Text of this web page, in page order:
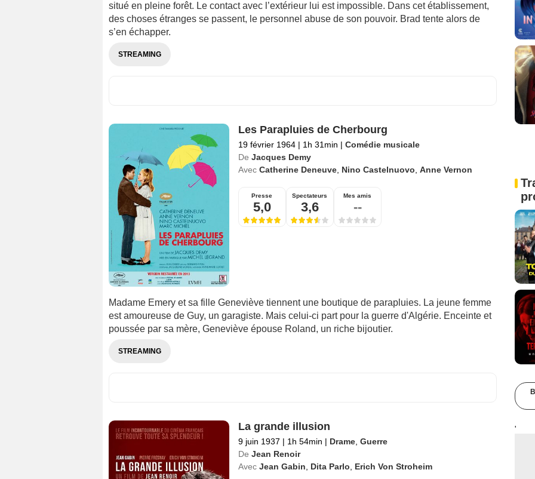
situé en pleine forêt. Le contact avec l’extérieur lui est impossible. Dans cet établissement,
des choses étranges se passent, le personnel abuse de son pouvoir. Brad tente alors de
s’en échapper.
STREAMING
Les Parapluies de Cherbourg
19 février 1964 | 1h 31min | Comédie musicale
De Jacques Demy
Avec Catherine Deneuve, Nino Castelnuovo Anne Vernon
Presse
5,0
Spectateurs
3,6
Mes amis
--
Madame Emery et sa fille Geneviève tiennent une boutique de parapluies. La jeune femme
est amoureuse de Guy, un garagiste. Mais celui-ci part pour la guerre d'Algérie. Enceinte et
poussée par sa mère, Geneviève épouse Roland, un riche bijoutier.
STREAMING
La grande illusion
9 juin 1937 | 1h 54min | Drame, Guerre
De Jean Renoir
Avec Jean Gabin Dita Parlo Erich Von Stroheim
'